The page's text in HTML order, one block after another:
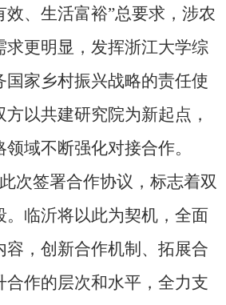
效、生活富裕”总要求，涉农
求更明显，发挥浙江大学综
国家乡村振兴战略的责任使
以共建研究院为新起点，
域不断强化对接合作。
次签署合作协议，标志着双
。临沂将以此为契机，全面
容，创新合作机制、拓展合
合作的层次和水平，全力支